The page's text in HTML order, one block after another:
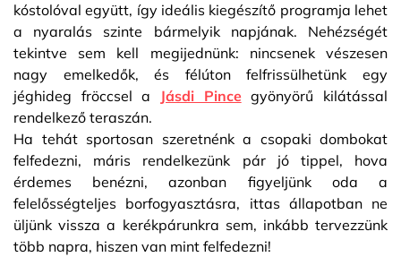
kóstolóval együtt, így ideális kiegészítő programja lehet
a nyaralás szinte bármelyik napjának. Nehézségét
tekintve sem kell megijednünk: nincsenek vészesen
nagy emelkedők, és félúton felfrissülhetünk egy
jéghideg fröccsel a Jásdi Pincegyönyörű kilátással
rendelkező teraszán.
Ha tehát sportosan szeretnénk a csopaki dombokat
felfedezni, máris rendelkezünk pár jó tippel, hova
érdemes benézni, azonban figyeljünk oda a
felelősségteljes borfogyasztásra, ittas állapotban ne
üljünk vissza a kerékpárunkra sem, inkább tervezzünk
több napra, hiszen van mint felfedezni!